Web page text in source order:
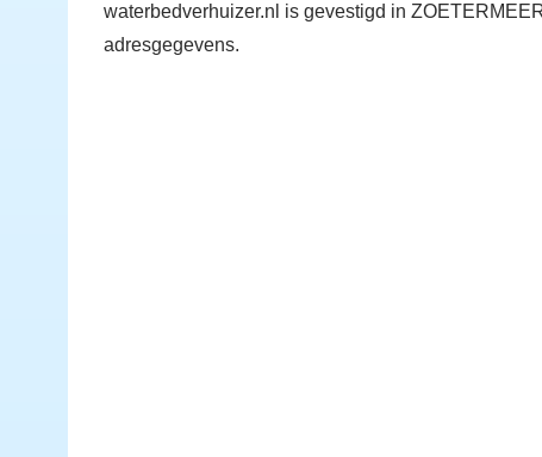
waterbedverhuizer.nl is gevestigd in
adresgegevens.